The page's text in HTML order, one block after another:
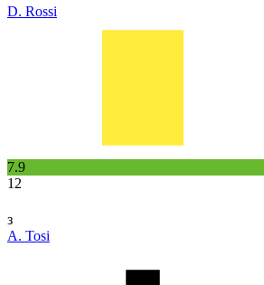
D. Rossi
7.9
12
з
A. Tosi